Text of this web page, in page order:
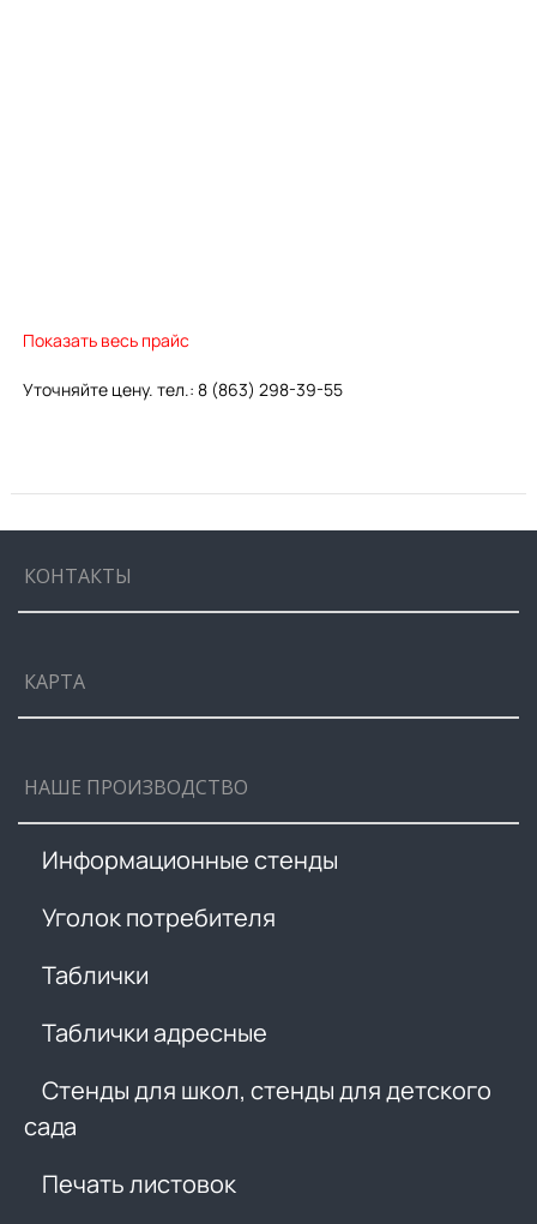
Показать весь прайс
Уточняйте цену. тел.: 8 (863) 298-39-55
КОНТАКТЫ
КАРТА
НАШЕ ПРОИЗВОДСТВО
Информационные стенды
Уголок потребителя
Таблички
Таблички адресные
Стенды для школ, стенды для детского
сада
Печать листовок